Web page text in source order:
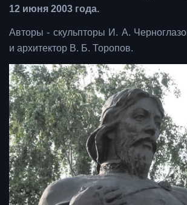
12 июня 2003 года.
Авторы - скульпторы И. А.
и архитектор В. Б. Торопов.